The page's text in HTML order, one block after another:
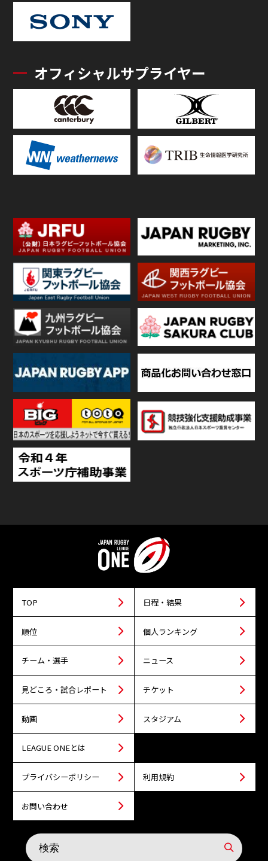
オフィシャルサプライヤー
TOP 日程・結果
順位 個人ランキング
チーム・選手 ニュース
見どころ・試合レポート チケット
動画 スタジアム
LEAGUE ONEとは
プライバシーポリシー 利用規約
お問い合わせ